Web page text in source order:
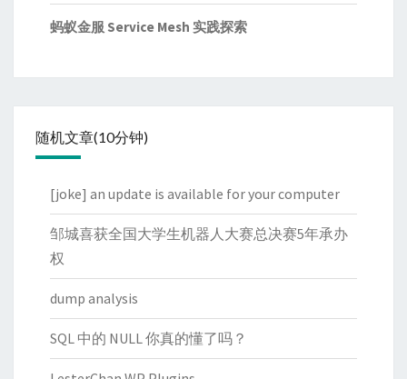
蚂蚁金服 Service Mesh 实践探索
随机文章(10分钟)
[joke] an update is available for your computer
邹城喜获全国大学生机器人大赛总决赛5年承办
权
dump analysis
SQL 中的 NULL 你真的懂了吗？